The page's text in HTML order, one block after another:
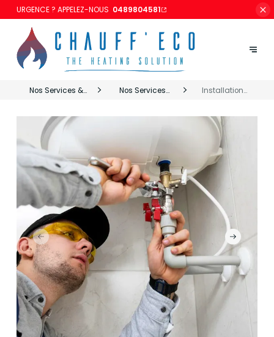
URGENCE ? APPELEZ-NOUS 0489804581
Nos Services &
Nos Services
Installation